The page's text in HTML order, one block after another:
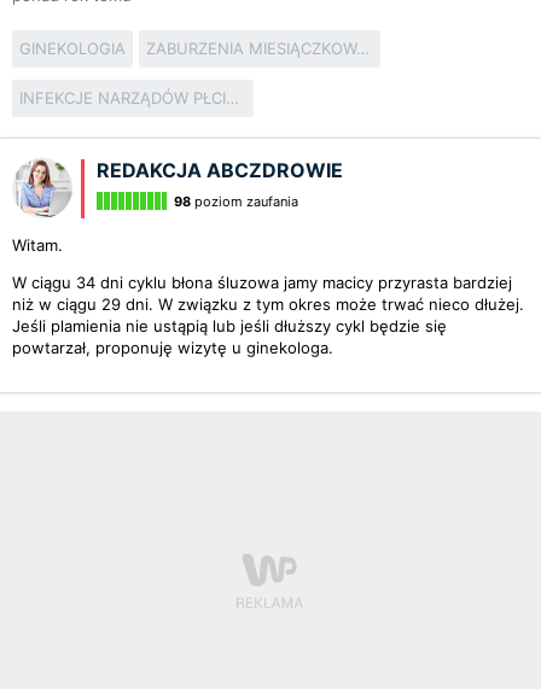
GINEKOLOGIA ZABURZENIA MIESIĄCZKOWANIA
INFEKCJE NARZĄDÓW PŁCIOWYCH
REDAKCJA ABCZDROWIE
98 poziom zaufania
Witam.
W ciągu 34 dni cyklu błona śluzowa jamy macicy przyrasta bardziej
niż w ciągu 29 dni. W związku z tym okres może trwać nieco dłużej.
Jeśli plamienia nie ustąpią lub jeśli dłuższy cykl będzie się
powtarzał, proponuję wizytę u ginekologa.